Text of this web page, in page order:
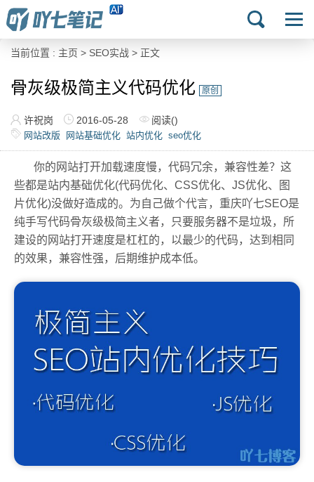
当前位置 : 主页 > SEO实战 > 正文
骨灰级极简主义代码优化 原创
许祝岗 2016-05-28 阅读()
网站改版 网站基础优化 站内优化 seo优化
你的网站打开加载速度慢，代码冗余，兼容性差？这
些都是站内基础优化(代码优化、CSS优化、JS优化、图
片优化)没做好造成的。为自己做个代言，重庆吖七SEO是
纯手写代码骨灰级极简主义者，只要服务器不是垃圾，所
建设的网站打开速度是杠杠的，以最少的代码，达到相同
的效果，兼容性强，后期维护成本低。